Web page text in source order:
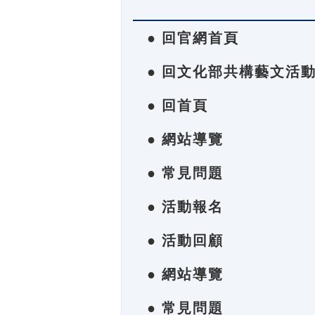
● 回官網首頁
● 回文化部共構藝文活
● 回首頁
● 網站導覽
● 常見問題
● 活動報名
● 活動回顧
● 網站導覽
● 常見問題